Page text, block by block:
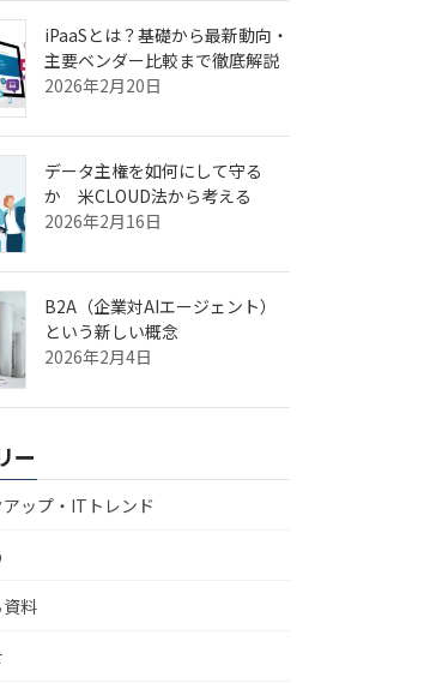
iPaaSとは？基礎から最新動向・
主要ベンダー比較まで徹底解説
2026年2月20日
データ主権を如何にして守る
か 米CLOUD法から考える
2026年2月16日
B2A（企業対AIエージェント）
という新しい概念
2026年2月4日
ー
ップ・ITトレンド
料